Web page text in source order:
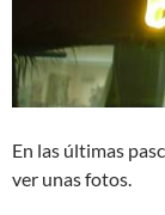
En las últimas
ver unas fotos.